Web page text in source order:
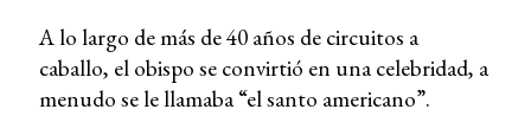
A lo largo de más de 40 años de circuitos a
caballo, el obispo se convirtió en una celebridad, a
menudo se le llamaba “el santo americano”.